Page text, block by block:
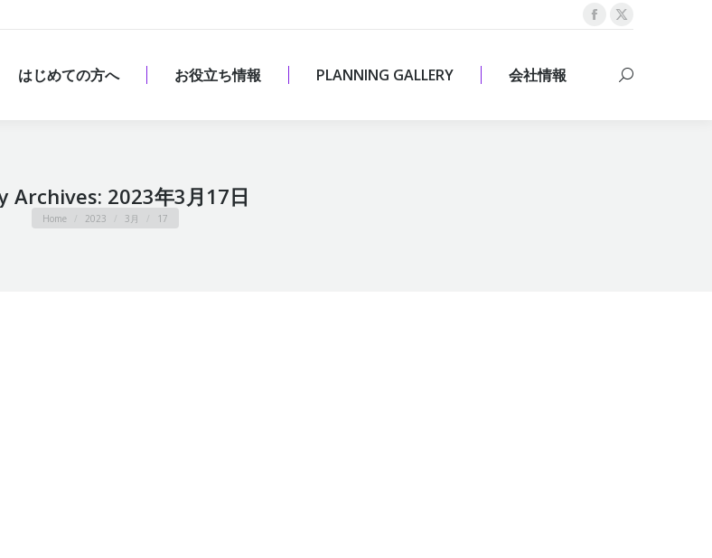
Facebook
opens
X
opens
はじめての方へ お役立ち情報 PLANNING GALLERY 会社情報 Search:
Archives: 2023年3月17日
You are here:
Home 2023 3月 17
はじめての方へ お役立ち情報 PLANNING GALLERY 会社情報 Search: